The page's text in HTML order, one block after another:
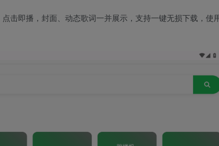
击即播，封面、动态歌词一并展示，支持一键无损下载，使